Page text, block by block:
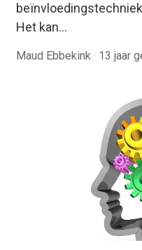
Het kan…
Maud Ebbekink · 13 jaar